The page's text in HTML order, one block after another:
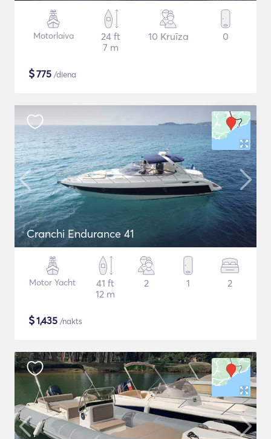
Motorlaiva
24 ft
7 m
10 Kruīza 0
$775 /diena
Cranchi Endurance 41
Motor Yacht
41 ft
12 m
2 1 2
$1,435 /nakts